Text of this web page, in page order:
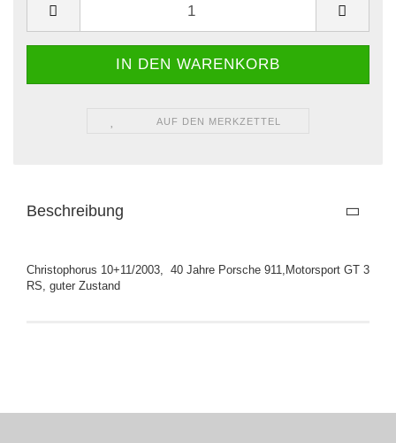
AUF DEN MERKZETTEL
Beschreibung
Christophorus 10+11/2003, 40 Jahre Porsche 911,Motorsport GT 3
RS, guter Zustand